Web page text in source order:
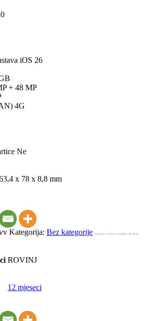
iOS 26
+ 48 MP
4G
Ne
x 78 x 8,8 mm
Kategorija: Bez kategorije Najniža cijena u zadnjih 30 dana:
ROVINJ
12 mjeseci